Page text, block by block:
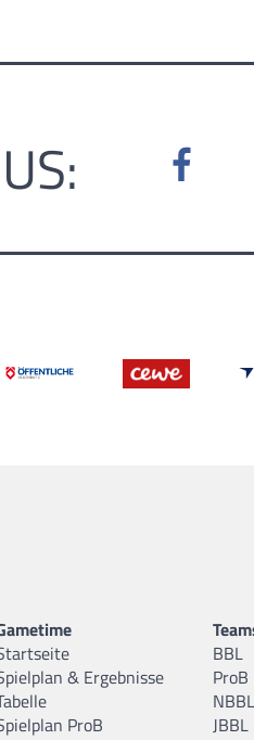
& Ergebnisse
ProB
BBL
ProB
NBBL
JBBL